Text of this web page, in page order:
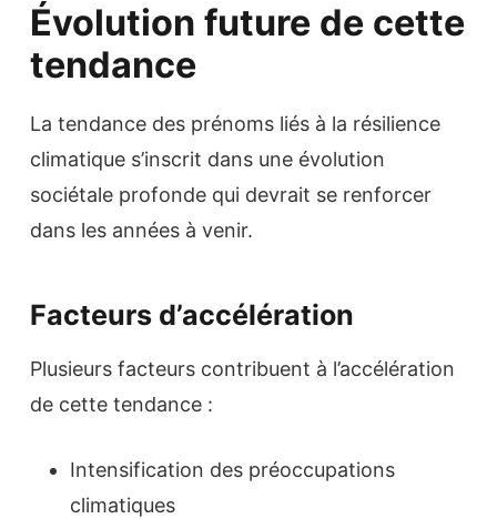
Évolution future de cette
tendance
La tendance des prénoms liés à la résilience
climatique s’inscrit dans une évolution
sociétale profonde qui devrait se renforcer
dans les années à venir.
Facteurs d’accélération
Plusieurs facteurs contribuent à l’accélération
de cette tendance :
Intensification des préoccupations
climatiques